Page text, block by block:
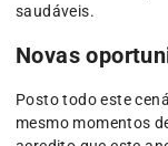
saudáveis.
Novas
Posto todo este
mesmo momentos